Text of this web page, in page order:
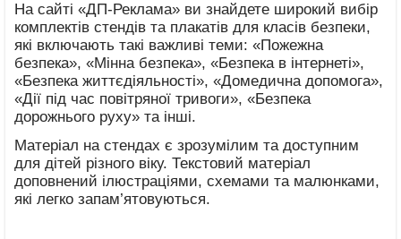
На сайті «ДП-Реклама» ви знайдете широкий вибір
комплектів стендів та плакатів для класів безпеки,
які включають такі важливі теми: «Пожежна
безпека», «Мінна безпека», «Безпека в інтернеті»,
«Безпека життєдіяльності», «Домедична допомога»,
«Дії під час повітряної тривоги», «Безпека
дорожнього руху» та інші.
Матеріал на стендах є зрозумілим та доступним
для дітей різного віку. Текстовий матеріал
доповнений ілюстраціями, схемами та малюнками,
які легко запам’ятовуються.